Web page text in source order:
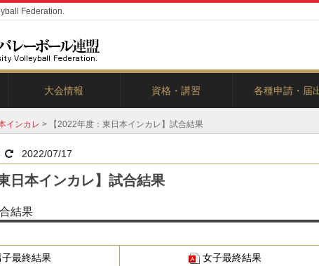
Federation.
大会情報
全日本インカレ
東日本インカレ
西日本インカレ
ビーチバレー
資格・講習 各種申請・届
インカレ > 【2022年度：東日本インカレ】試合結果
2022/07/17
日本インカレ】試合結果
結果
子最終結果 女子最終結果